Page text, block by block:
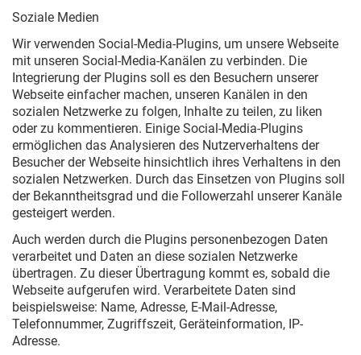
Soziale Medien
Wir verwenden Social-Media-Plugins, um unsere Webseite
mit unseren Social-Media-Kanälen zu verbinden. Die
Integrierung der Plugins soll es den Besuchern unserer
Webseite einfacher machen, unseren Kanälen in den
sozialen Netzwerke zu folgen, Inhalte zu teilen, zu liken
oder zu kommentieren. Einige Social-Media-Plugins
ermöglichen das Analysieren des Nutzerverhaltens der
Besucher der Webseite hinsichtlich ihres Verhaltens in den
sozialen Netzwerken. Durch das Einsetzen von Plugins soll
der Bekanntheitsgrad und die Followerzahl unserer Kanäle
gesteigert werden.
Auch werden durch die Plugins personenbezogen Daten
verarbeitet und Daten an diese sozialen Netzwerke
übertragen. Zu dieser Übertragung kommt es, sobald die
Webseite aufgerufen wird. Verarbeitete Daten sind
beispielsweise: Name, Adresse, E-Mail-Adresse,
Telefonnummer, Zugriffszeit, Geräteinformation, IP-
Adresse.